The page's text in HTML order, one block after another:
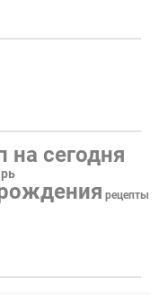
на сегодня
рецепты